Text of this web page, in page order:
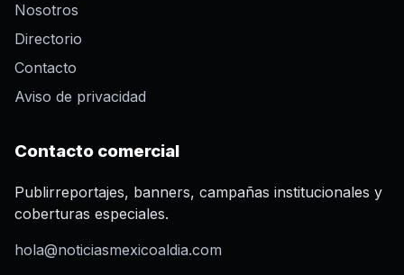
Nosotros
Directorio
Contacto
Aviso de privacidad
Contacto comercial
Publirreportajes, banners, campañas institucionales y
coberturas especiales.
hola@noticiasmexicoaldia.com